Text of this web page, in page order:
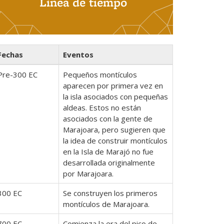
Eventos
300 EC
Pequeños montículos
aparecen por primera vez en
la isla asociados con pequeñas
aldeas. Estos no están
asociados con la gente de
Marajoara, pero sugieren que
la idea de construir montículos
en la Isla de Marajó no fue
desarrollada originalmente
por Marajoara.
EC
Se construyen los primeros
montículos de Marajoara.